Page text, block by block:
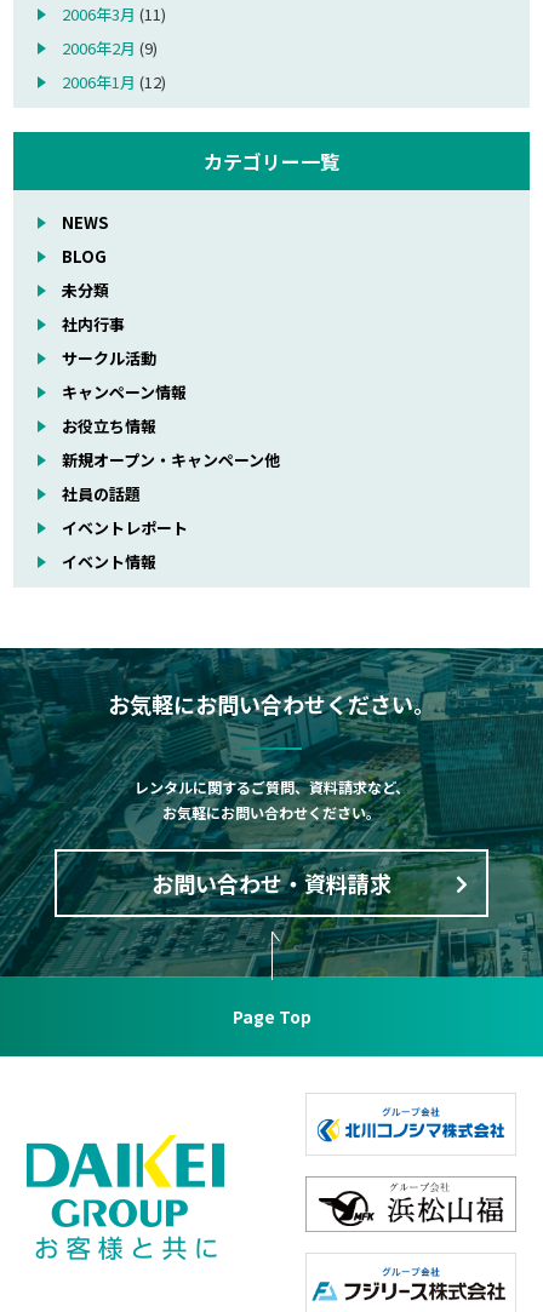
2006年3月 (11)
2006年2月 (9)
2006年1月 (12)
カテゴリー一覧
NEWS
BLOG
未分類
社内行事
サークル活動
キャンペーン情報
お役立ち情報
新規オープン・キャンペーン他
社員の話題
イベントレポート
イベント情報
お気軽にお問い合わせください。
レンタルに関するご質問、資料請求など、
お気軽にお問い合わせください。
お問い合わせ・資料請求
Page Top